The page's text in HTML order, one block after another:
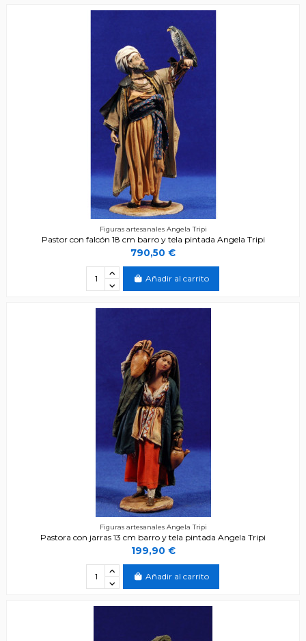
Figuras artesanales Angela Tripi
Pastor con falcón 18 cm barro y tela pintada Angela Tripi
790,50 €
Añadir al carrito
Figuras artesanales Angela Tripi
Pastora con jarras 13 cm barro y tela pintada Angela Tripi
199,90 €
Añadir al carrito